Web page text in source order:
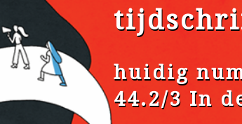
huidig
44.2/3 In